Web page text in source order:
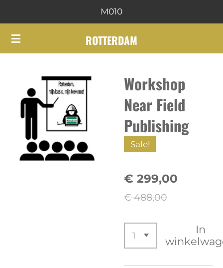
direct
naar
de
ROTTERDAM
M010
Workshop
Near Field
Publishing
Sale!
€ 299,00
€ 488,00
In